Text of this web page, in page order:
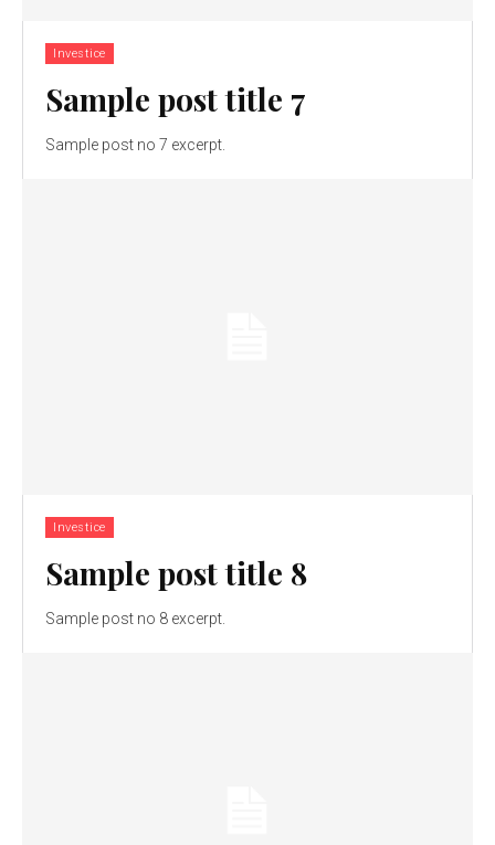
Investice
Sample post title 7
Sample post no 7 excerpt.
Investice
Sample post title 8
Sample post no 8 excerpt.